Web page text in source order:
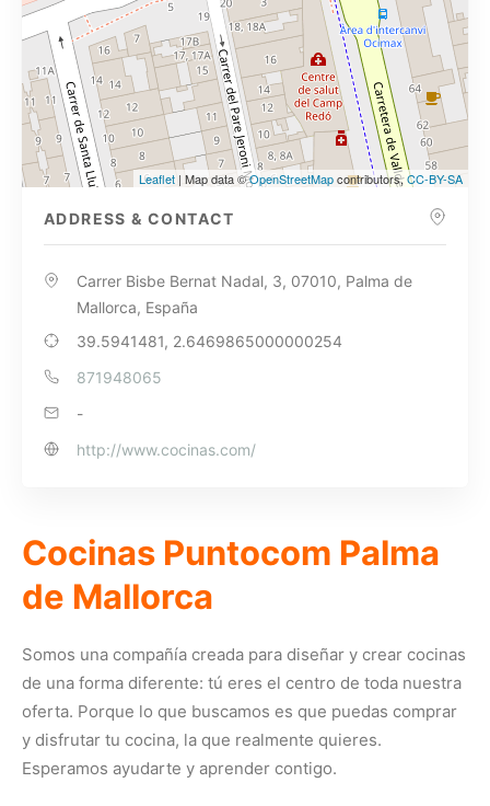
Leaflet | Map data ©OpenStreetMapcontributors,CC-BY-SA
ADDRESS & CONTACT
Carrer Bisbe Bernat Nadal, 3, 07010, Palma de
Mallorca, España
39.5941481, 2.6469865000000254
871948065
-
http://www.cocinas.com/
Cocinas Puntocom Palma
de Mallorca
Somos una compañía creada para diseñar y crear cocinas
de una forma diferente: tú eres el centro de toda nuestra
oferta. Porque lo que buscamos es que puedas comprar
y disfrutar tu cocina, la que realmente quieres.
Esperamos ayudarte y aprender contigo.